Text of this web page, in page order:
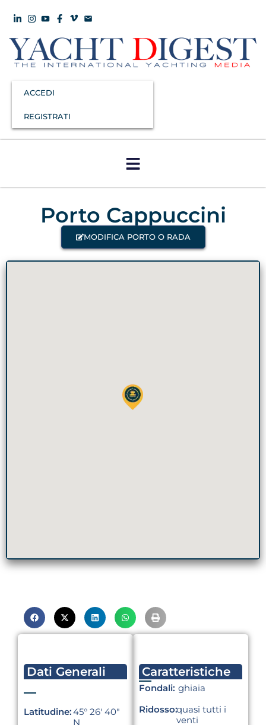
ACCEDI
REGISTRATI
Porto Cappuccini
MODIFICA PORTO O RADA
Dati Generali
Latitudine:45° 26′ 40″
N
Caratteristiche
Fondali: ghiaia
Ridosso:quasi tutti i
venti